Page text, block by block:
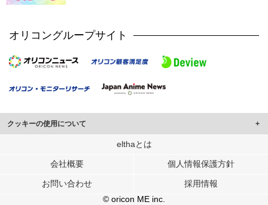
オリコングループサイト
クッキーの使用について
このサイトでは Cookie を使用して、ユーザーに合わせたコンテンツや広告の
行っています。
メディアや広告配信、データ解析の各パートナーに提供しています。
elthaとは
会社概要 個人情報保護方針
お問い合わせ
採用情報
© oricon ME inc.